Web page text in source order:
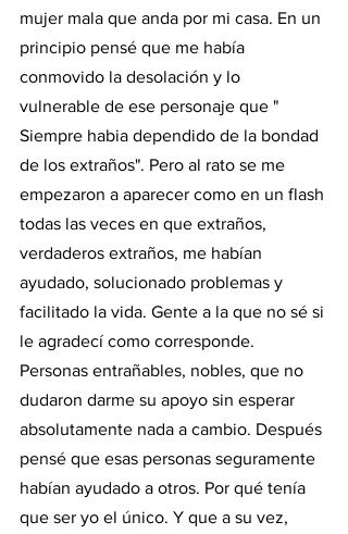
mujer mala que anda por mi casa. En un
principio pensé que me había
conmovido la desolación y lo
vulnerable de ese personaje que "
Siempre habia dependido de la bondad
de los extraños". Pero al rato se me
empezaron a aparecer como en un flash
todas las veces en que extraños,
verdaderos extraños, me habían
ayudado, solucionado problemas y
facilitado la vida. Gente a la que no sé si
le agradecí como corresponde.
Personas entrañables, nobles, que no
dudaron darme su apoyo sin esperar
absolutamente nada a cambio. Después
pensé que esas personas seguramente
habían ayudado a otros. Por qué tenía
que ser yo el único. Y que a su vez,